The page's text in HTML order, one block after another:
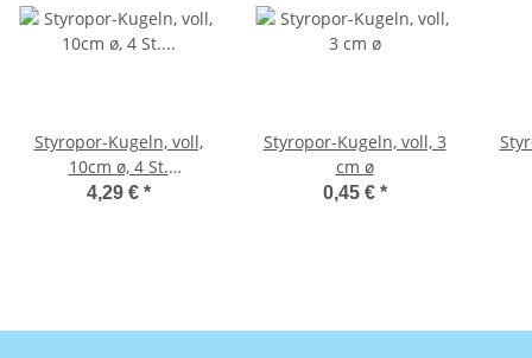
Styropor-Kugeln, voll,
10cm ø, 4 St.
eingeschweißt
4,29 € *
Styropor-Kugeln, voll, 3
cm ø
0,45 € *